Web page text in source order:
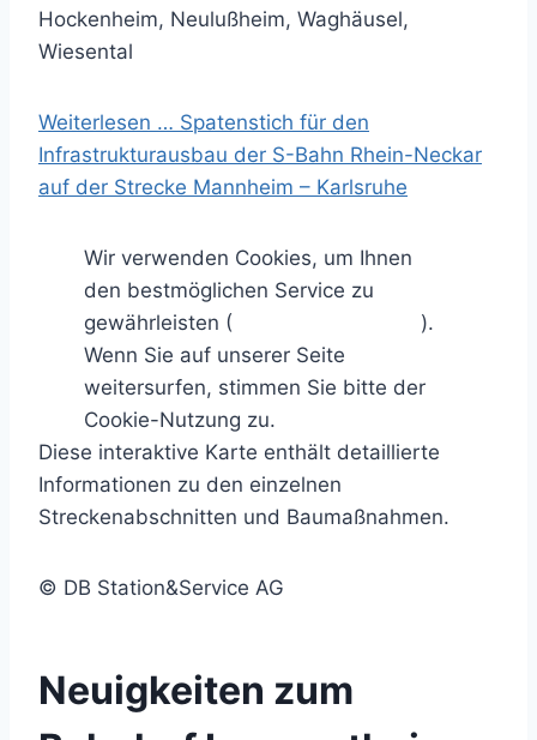
Hockenheim, Neulußheim, Waghäusel,
Wiesental
Weiterlesen … Spatenstich für den
Infrastrukturausbau der S-Bahn Rhein-Neckar
auf der Strecke Mannheim – Karlsruhe
Wir verwenden Cookies, um Ihnen
den bestmöglichen Service zu
gewährleisten (
).
Wenn Sie auf unserer Seite
weitersurfen, stimmen Sie bitte der
Cookie-Nutzung zu.
Diese interaktive Karte enthält detaillierte
Informationen zu den einzelnen
Streckenabschnitten und Baumaßnahmen.
© DB Station&Service AG
Neuigkeiten zum